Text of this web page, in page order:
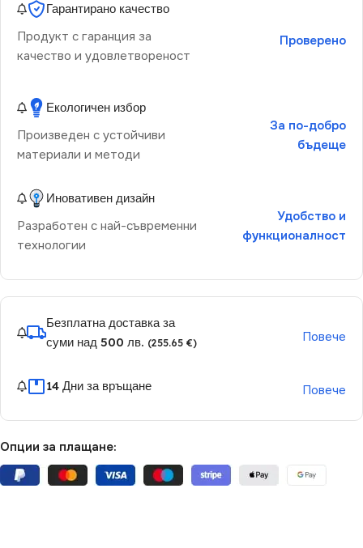
Гарантирано качество
Продукт с гаранция за
качество и удовлетвореност
Проверено
Екологичен избор
Произведен с устойчиви
материали и методи
За по-добро
бъдеще
Иновативен дизайн
Разработен с най-съвременни
технологии
Удобство и
функционалност
Безплатна доставка за
суми над 500 лв. (255.65 €) Повече
14 Дни за връщане Повече
Опции за плащане: